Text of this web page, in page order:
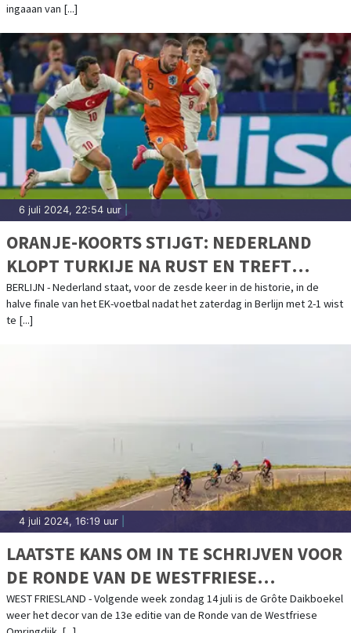
ingaaan van [...]
6 juli 2024, 22:54 uur
ORANJE-KOORTS STIJGT: NEDERLAND
KLOPT TURKIJE NA RUST EN TREFT
ENGELAND IN HALVE FINALE
BERLIJN - Nederland staat, voor de zesde keer in de historie, in de
halve finale van het EK-voetbal nadat het zaterdag in Berlijn met 2-1 wist
te [...]
4 juli 2024, 16:19 uur
LAATSTE KANS OM IN TE SCHRIJVEN VOOR
DE RONDE VAN DE WESTFRIESE
OMRINGDIJK
WEST FRIESLAND - Volgende week zondag 14 juli is de Grôte Daikboekel
weer het decor van de 13e editie van de Ronde van de Westfriese